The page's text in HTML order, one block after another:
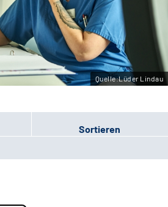
Quelle:Lüder Lindau
Sortieren